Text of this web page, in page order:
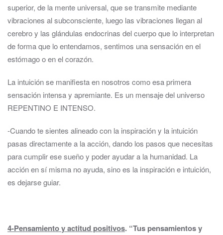
superior, de la mente universal, que se transmite mediante
vibraciones al subconsciente, luego las vibraciones llegan al
cerebro y las glándulas endocrinas del cuerpo que lo interpretan
de forma que lo entendamos, sentimos una sensación en el
estómago o en el corazón.
La intuición se manifiesta en nosotros como esa primera
sensación intensa y apremiante. Es un mensaje del universo
REPENTINO E INTENSO.
-Cuando te sientes alineado con la inspiración y la intuición
pasas directamente a la acción, dando los pasos que necesitas
para cumplir ese sueño y poder ayudar a la humanidad. La
acción en sí misma no ayuda, sino es la inspiración e intuición,
es dejarse guiar.
4-Pensamiento y actitud positivos. “Tus pensamientos y